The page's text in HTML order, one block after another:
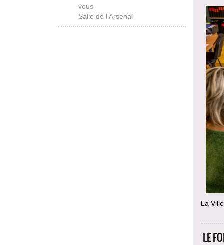
vous
Salle de l’Arsenal
La
LE